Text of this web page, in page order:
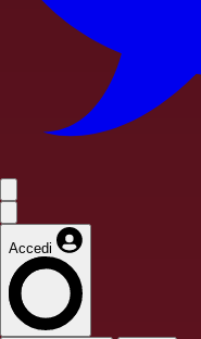
Accedi